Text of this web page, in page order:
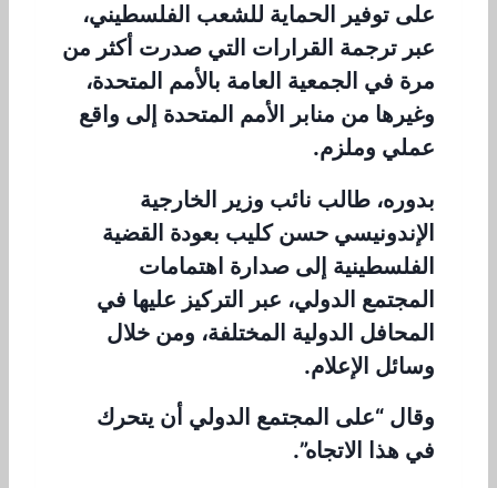
على توفير الحماية للشعب الفلسطيني،
عبر ترجمة القرارات التي صدرت أكثر من
مرة في الجمعية العامة بالأمم المتحدة،
وغيرها من منابر الأمم المتحدة إلى واقع
عملي وملزم.
بدوره، طالب نائب وزير الخارجية
الإندونيسي حسن كليب بعودة القضية
الفلسطينية إلى صدارة اهتمامات
المجتمع الدولي، عبر التركيز عليها في
المحافل الدولية المختلفة، ومن خلال
وسائل الإعلام.
وقال “على المجتمع الدولي أن يتحرك
في هذا الاتجاه”.